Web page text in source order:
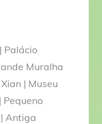
Palácio
Muralha
| Museu
Pequeno
Antiga